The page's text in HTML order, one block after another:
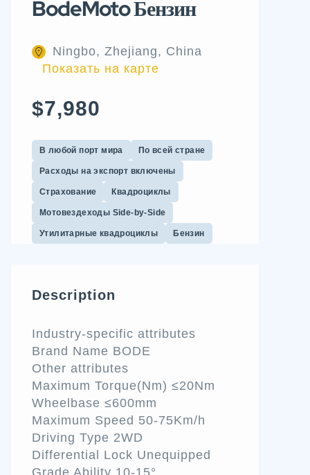
BodeMoto Бензин
Ningbo, Zhejiang, China
Показать на карте
$7,980
В любой порт мира По всей стране
Расходы на экспорт включены
Страхование Квадроциклы
Мотовездеходы Side-by-Side
Утилитарные квадроциклы Бензин
Description
Industry-specific attributes
Brand Name BODE
Other attributes
Maximum Torque(Nm) ≤20Nm
Wheelbase ≤600mm
Maximum Speed 50-75Km/h
Driving Type 2WD
Differential Lock Unequipped
Grade Ability 10-15°